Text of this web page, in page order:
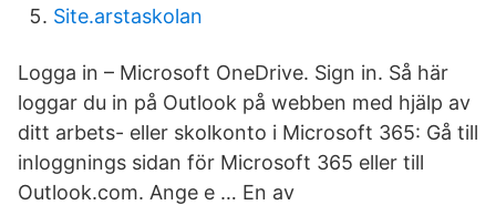
Site.arstaskolan
Logga in – Microsoft OneDrive. Sign in. Så här
loggar du in på Outlook på webben med hjälp av
ditt arbets- eller skolkonto i Microsoft 365: Gå till
inloggnings sidan för Microsoft 365 eller till
Outlook.com. Ange e … En av